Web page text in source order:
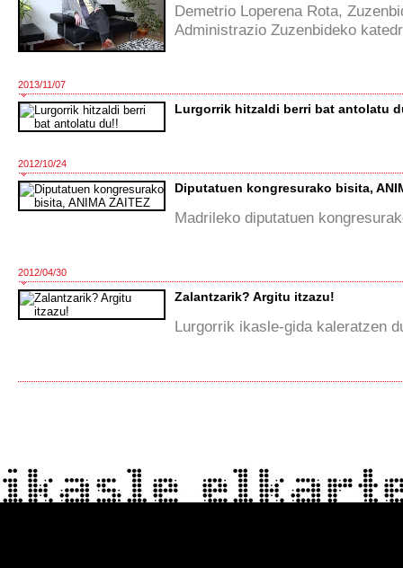
Demetrio Loperena Rota,
Administrazio Zuzenbideko
2013/11/07
Lurgorrik hitzaldi berri bat antolatu
2012/10/24
Diputatuen kongresurako bisita,
Madrileko diputatuen
2012/04/30
Zalantzarik? Argitu itzazu!
Lurgorrik ikasle-gida kaleratzen